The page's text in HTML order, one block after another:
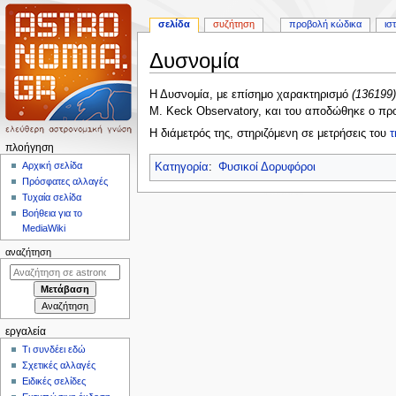
Δυσνομία
Πήδηση
στην
πλοήγηση
Πήδηση
στην
αναζήτηση
Η Δυσνομία, με επίσημο χαρακτηρισμό
M. Keck Observatory, και του αποδώθηκε ο
Η διάμετρός της, στηριζόμενη σε μετρήσεις του
Κατηγορία: Φυσικοί Δορυφόροι
Μ
π
γ
η
σελίδα συζήτηση προβολή κώδικα
πλοήγηση
Αρχική σελίδα
Πρόσφατες αλλαγές
Τυχαία σελίδα
Βοήθεια για το
MediaWiki
αναζήτηση
εργαλεία
Τι συνδέει εδώ
Σχετικές αλλαγές
Ειδικές σελίδες